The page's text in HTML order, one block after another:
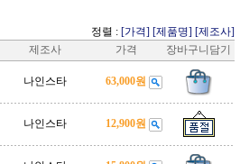
정렬 : [가격] [제품명] [제조사]
제조사 가격 장바구니담기
나인스타 63,000원
나인스타 12,900원